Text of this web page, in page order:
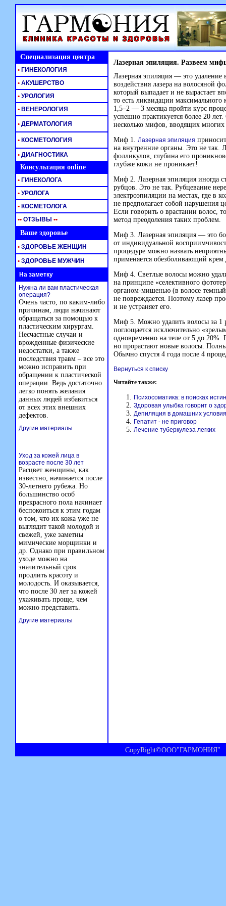
Специализация центра Лазерная эпиляция. Развеем
Лазерная эпиляция — это
воздействия лазера на волосяной
который выпадает и не вырастает
то есть ликвидации максимального
1,5–2 — 3 месяца пройти курс
успешно практикуется более 20
несколько мифов, вводящих
Миф 1. Лазерная эпиляция
на внутренние органы. Это не так.
фолликулов, глубина его
глубже кожи не проникает!
Миф 2. Лазерная эпиляция иногда
рубцов. Это не так. Рубцевание
электроэпиляции на местах, где в
не предполагает собой нарушения
Если говорить о врастании волос,
метод преодоления таких проблем.
Миф 3. Лазерная эпиляция — это
от индивидуальной
процедуре можно назвать
применяется обезболивающий крем
Миф 4. Светлые волосы можно
на принципе «селективного
органом-мишенью (в волосе
не повреждается. Поэтому лазер
и не устраняет его.
Миф 5. Можно удалить волосы за 1
поглощается исключительно
одновременно на теле от 5 до
но прорастают новые волосы.
Обычно спустя 4 года после 4
Вернуться к списку
Читайте также:
Психосоматика: в поисках
Здоровая улыбка говорит о
Депиляция в домашних
Гепатит - не приговор
Лечение туберкулеза легких
• ГИНЕКОЛОГИЯ
• АКУШЕРСТВО
• УРОЛОГИЯ
• ВЕНЕРОЛОГИЯ
• ДЕРМАТОЛОГИЯ
• КОСМЕТОЛОГИЯ
• ДИАГНОСТИКА
Консультация online
• ГИНЕКОЛОГА
• УРОЛОГА
• КОСМЕТОЛОГА
•• ОТЗЫВЫ ••
Ваше здоровье
• ЗДОРОВЬЕ ЖЕНЩИН
• ЗДОРОВЬЕ МУЖЧИН
На заметку
Нужна ли вам пластическая
операция?
Очень часто, по каким-либо
причинам, люди начинают
обращаться за помощью к
пластическим хирургам.
Несчастные случаи и
врожденные физические
недостатки, а также
последствия травм – все это
можно исправить при
обращении к пластической
операции. Ведь достаточно
легко понять желания
данных людей избавиться
от всех этих внешних
дефектов.
Другие материалы
Уход за кожей лица в
возрасте после 30 лет
Расцвет женщины, как
известно, начинается после
30-летнего рубежа. Но
большинство особ
прекрасного пола начинает
беспокоиться к этим годам
о том, что их кожа уже не
выглядит такой молодой и
свежей, уже заметны
мимические морщинки и
др. Однако при правильном
уходе можно на
значительный срок
продлить красоту и
молодость. И оказывается,
что после 30 лет за кожей
ухаживать проще, чем
можно представить.
Другие материалы